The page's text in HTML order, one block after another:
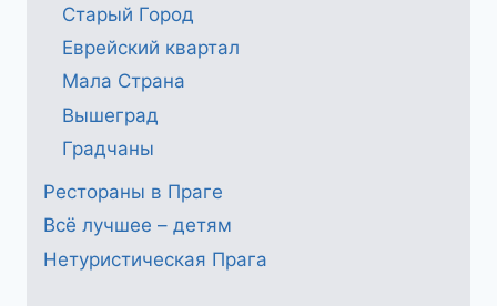
Старый Город
Еврейский квартал
Мала Страна
Вышеград
Градчаны
Рестораны в Праге
Всё лучшее – детям
Нетуристическая Прага